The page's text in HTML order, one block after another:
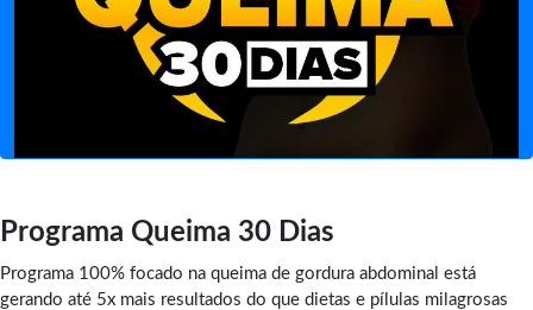
Programa Queima 30 Dias
Programa 100% focado na queima de gordura abdominal está
gerando até 5x mais resultados do que dietas e pílulas milagrosas